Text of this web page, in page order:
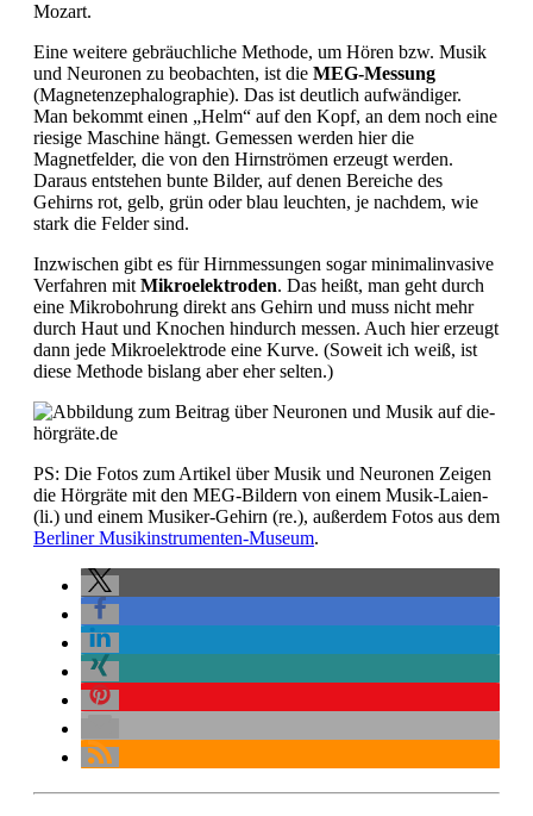
Mozart.
Eine weitere gebräuchliche Methode, um Hören bzw. Musik
und Neuronen zu beobachten, ist die MEG-Messung
(Magnetenzephalographie). Das ist deutlich aufwändiger.
Man bekommt einen „Helm“ auf den Kopf, an dem noch eine
riesige Maschine hängt. Gemessen werden hier die
Magnetfelder, die von den Hirnströmen erzeugt werden.
Daraus entstehen bunte Bilder, auf denen Bereiche des
Gehirns rot, gelb, grün oder blau leuchten, je nachdem, wie
stark die Felder sind.
Inzwischen gibt es für Hirnmessungen sogar minimalinvasive
Verfahren mit Mikroelektroden. Das heißt, man geht durch
eine Mikrobohrung direkt ans Gehirn und muss nicht mehr
durch Haut und Knochen hindurch messen. Auch hier erzeugt
dann jede Mikroelektrode eine Kurve. (Soweit ich weiß, ist
diese Methode bislang aber eher selten.)
PS: Die Fotos zum Artikel über Musik und Neuronen Zeigen
die Hörgräte mit den MEG-Bildern von einem Musik-Laien-
(li.) und einem Musiker-Gehirn (re.), außerdem Fotos aus dem
Berliner Musikinstrumenten-Museum.